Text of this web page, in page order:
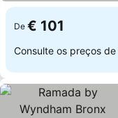
De € 101
Consulte os preços de